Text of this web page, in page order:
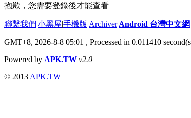
抱歉，您需要登錄後才能查看
聯繫我們|小黑屋|手機版|Archiver|Android 台灣中文網
GMT+8, 2026-8-8 05:01 , Processed in 0.011410
Powered by APK.TW v2.0
© 2013 APK.TW